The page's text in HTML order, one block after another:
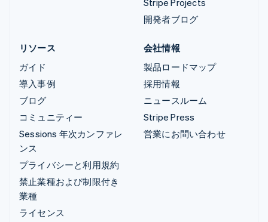
開発者ブログ
リソース
ガイド
導入事例
ブログ
コミュニティー
Sessions 年次カンファレ
ンス
プライバシーと利用規約
禁止業種および制限付き
業種
ライセンス
会社情報
製品ロードマップ
採用情報
ニュースルーム
Stripe Press
営業にお問い合わせ